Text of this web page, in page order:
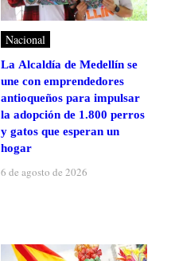
Nacional
La Alcaldía de Medellín se
une con emprendedores
antioqueños para impulsar
la adopción de 1.800 perros
y gatos que esperan un
hogar
6 de agosto de 2026